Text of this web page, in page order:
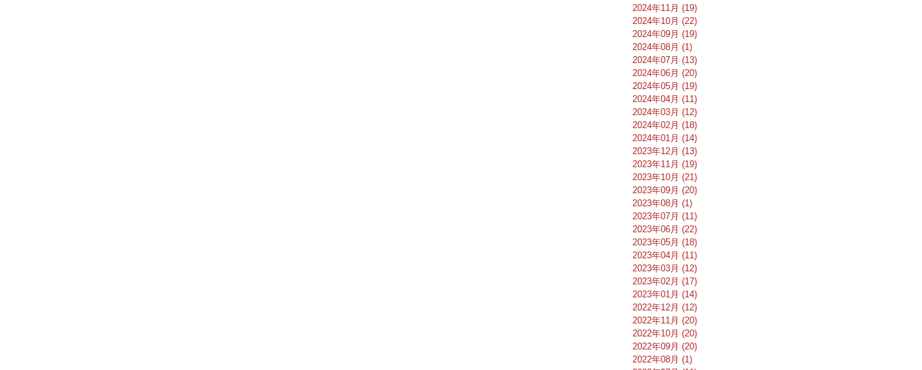
2024年11月 (19)
2024年10月 (22)
2024年09月 (19)
2024年08月 (1)
2024年07月 (13)
2024年06月 (20)
2024年05月 (19)
2024年04月 (11)
2024年03月 (12)
2024年02月 (18)
2024年01月 (14)
2023年12月 (13)
2023年11月 (19)
2023年10月 (21)
2023年09月 (20)
2023年08月 (1)
2023年07月 (11)
2023年06月 (22)
2023年05月 (18)
2023年04月 (11)
2023年03月 (12)
2023年02月 (17)
2023年01月 (14)
2022年12月 (12)
2022年11月 (20)
2022年10月 (20)
2022年09月 (20)
2022年08月 (1)